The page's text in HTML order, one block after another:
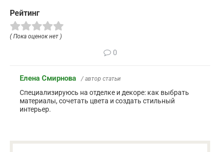
Рейтинг
( Пока оценок нет )
0
Елена Смирнова / автор статьи
Специализируюсь на отделке и декоре: как выбрать
материалы, сочетать цвета и создать стильный
интерьер.